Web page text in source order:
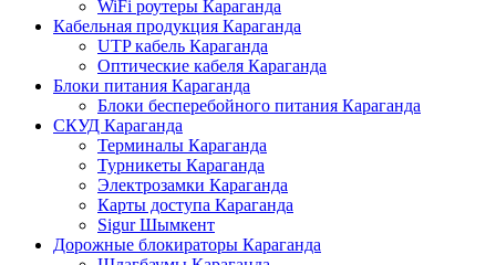
WiFi роутеры Караганда
Кабельная продукция Караганда
UTP кабель Караганда
Оптические кабеля Караганда
Блоки питания Караганда
Блоки бесперебойного питания Караганда
СКУД Караганда
Терминалы Караганда
Турникеты Караганда
Электрозамки Караганда
Карты доступа Караганда
Sigur Шымкент
Дорожные блокираторы Караганда